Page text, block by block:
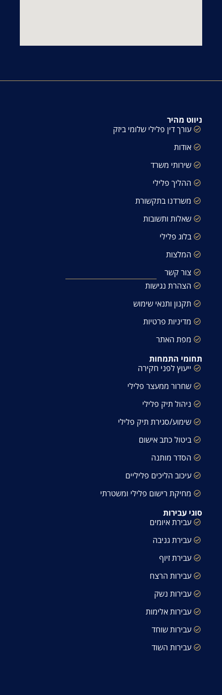
ניווט מהיר
עורך דין פלילי שלומי ביזק
אודות
שירותי משרד
ההליך פלילי
משרדנו בתקשורת
שאלות ותשובות
בלוג פלילי
המלצות
צור קשר
הצהרת נגישות
תקנון ותנאי שימוש
מדיניות פרטיות
מפת האתר
תחומי התמחות
ייעוץ לפני חקירה
שחרור ממעצר פלילי
ניהול תיק פלילי
שימוע/סגירת תיק פלילי
ביטול כתב אישום
הסדר מותנה
עיכוב הליכים פליליים
מחיקת רישום פלילי ומשטרתי
סוגי עבירות
עבירת איומים
עבירת גניבה
עבירת זיוף
עבירות הרצח
עבירות נשק
עבירות אלימות
עבירות שוחד
עבירות השוד